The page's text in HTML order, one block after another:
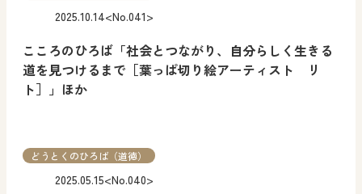
こころのひろば「社会とつながり、自分らしく生きる
道を見つけるまで［葉っぱ切り絵アーティスト リ
ト］」ほか
2025.10.14<No.041>
2025.05.15<No.040>
どうとくのひろば（道徳）